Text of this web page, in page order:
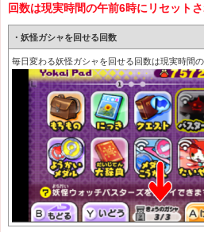
回数は現実時間の午前6時にリセット
・妖怪ガシャを回せる回数
毎日変わる妖怪ガシャを回せる回数は現実時間